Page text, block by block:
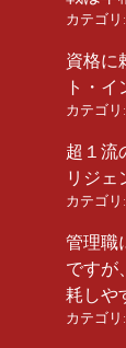
カテゴリ:
資格に
ト・
カテゴリ:
超１流
リジェ
カテゴリ:
管理職
ですが
耗しや
カテゴリ: